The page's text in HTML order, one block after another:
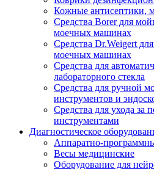
Кожные антисептики,
Средства Borer для
моечных машинах
Средства Dr.Weigert
моечных машинах
Средства для
лабораторного стекла
Средства для ручной
инструментов и
Средства для ухода за
инструментами
Диагностическое
Аппаратно-
Весы медицинские
Оборудование для